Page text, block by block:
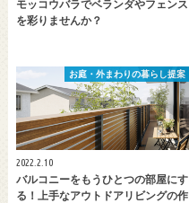
モッコウバラでベランダやフェンス
を彩りませんか？
お庭・外まわりの暮らし提案
2022.2.10
バルコニーをもうひとつの部屋にす
る！上手なアウトドアリビングの作